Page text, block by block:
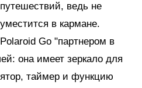
ведь не
в кармане.
Go "партнером в
она имеет зеркало для
таймер и функцию